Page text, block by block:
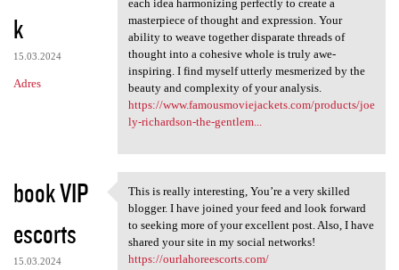
k
15.03.2024
Adres
each idea harmonizing perfectly to create a
masterpiece of thought and expression. Your
ability to weave together disparate threads of
thought into a cohesive whole is truly awe-
inspiring. I find myself utterly mesmerized by the
beauty and complexity of your analysis.
https://www.famousmoviejackets.com/products/joe
ly-richardson-the-gentlem...
book VIP
escorts
15.03.2024
This is really interesting,
This is really interesting, You’re a very skilled
blogger. I have joined your feed and look forward
to seeking more of your excellent post. Also, I have
shared your site in my social networks!
https://ourlahoreescorts.com/